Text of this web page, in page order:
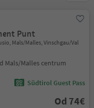
Punt
Mals/Malles, Vinschgau/Val
Mals/Malles centrum
Südtirol Guest Pass
Od 74€